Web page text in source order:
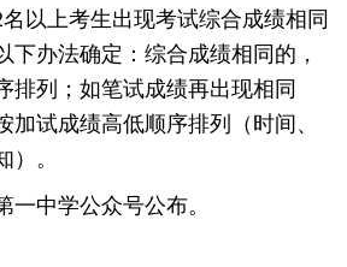
以上考生出现考试综合成绩相同
下办法确定：综合成绩相同的，
排列；如笔试成绩再出现相同
加试成绩高低顺序排列（时间、
。
一中学公众号公布。